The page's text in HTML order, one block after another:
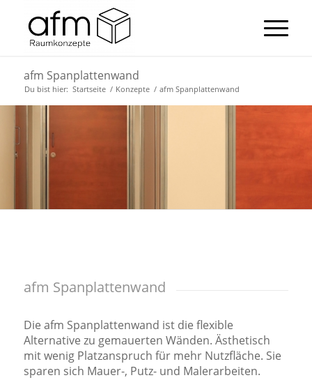
afm Spanplattenwand
Du bist hier: Startseite / Konzepte / afm Spanplattenwand
afm Spanplattenwand
Die afm Spanplattenwand ist die flexible
Alternative zu gemauerten Wänden. Ästhetisch
mit wenig Platzanspruch für mehr Nutzfläche. Sie
sparen sich Mauer-, Putz- und Malerarbeiten.